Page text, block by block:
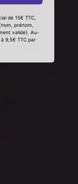
de 15€ TTC,
prénom,
valide). Au-
9,5€ TTC par